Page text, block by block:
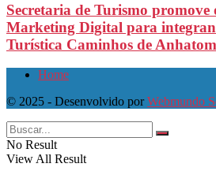
Secretaria de Turismo promove
Marketing Digital para
Turística Caminhos de
Home
© 2025 - Desenvolvido porWebmundo
No Result
View All Result